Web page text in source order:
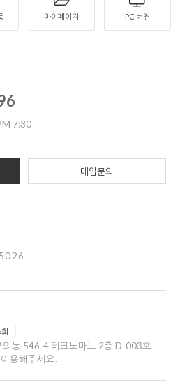
마이페이지 PC 버젼
7:30
매입문의
의동 546-4 테크노마트 2층 D-003호
용해주세요.